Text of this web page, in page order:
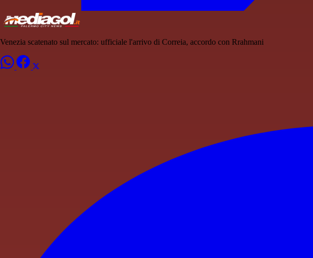
Venezia scatenato sul mercato: ufficiale l'arrivo di Correia, accordo con Rrahmani